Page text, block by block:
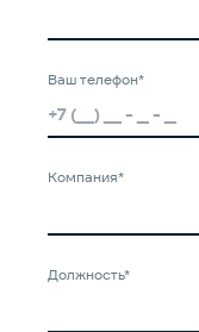
Ваш телефон*
Компания*
Должность*